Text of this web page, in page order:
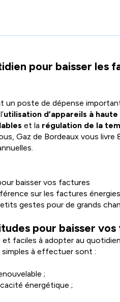
pour baisser les
un poste de dépense
utilisation d’appareils à
et la régulation de la
Gaz de Bordeaux vous
baisser vos factures
sur les factures énergies
gestes pour de grands
pour baisser
faciles à adopter au
simples à effectuer sont :
;
énergétique ;